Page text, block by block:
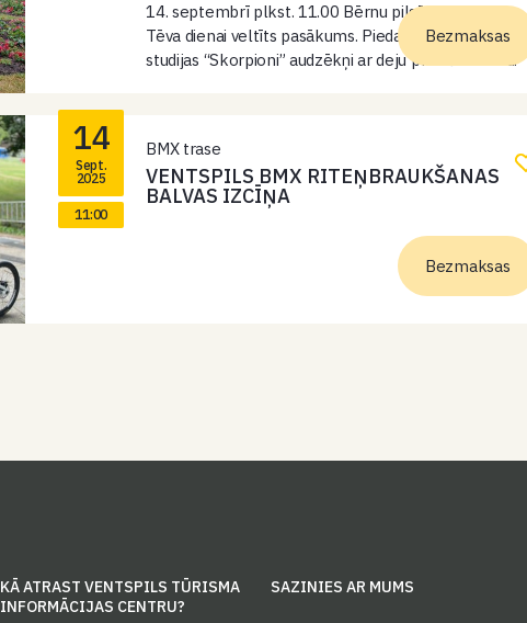
14. septembrī plkst. 11.00 Bērnu pilsētiņā notiks
Tēva dienai veltīts pasākums. Piedalās mūsdienu deju
studijas “Skorpioni” audzēkņi ar deju priekšnesumu.
Bezmaksas
14
Sept.
2025
11:00
BMX trase
VENTSPILS BMX RITEŅBRAUKŠANAS
BALVAS IZCĪŅA
Bezmaksas
KĀ ATRAST VENTSPILS TŪRISMA
INFORMĀCIJAS CENTRU?
SAZINIES AR MUMS